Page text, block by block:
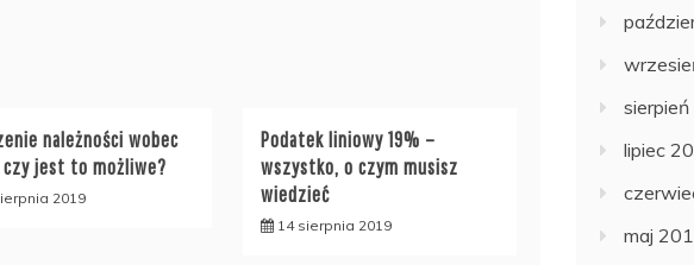
należności wobec
czy jest to możliwe?
2019
Podatek liniowy 19% –
wszystko, o czym musisz
wiedzieć
14 sierpnia 2019
lipiec
maj